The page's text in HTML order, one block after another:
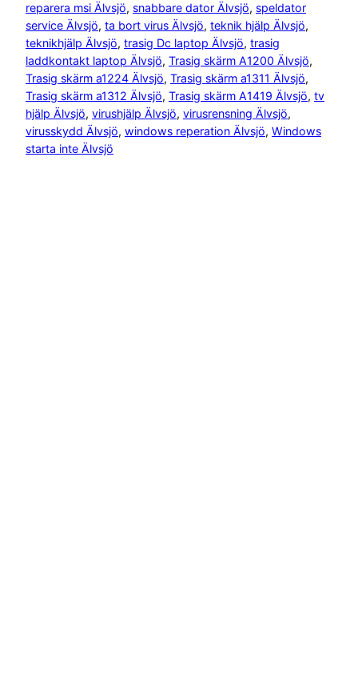
reparera msi Älvsjö, snabbare dator Älvsjö, speldator
service Älvsjö, ta bort virus Älvsjö, teknik hjälp Älvsjö
teknikhjälp Älvsjö, trasig Dc laptop Älvsjö, trasig
laddkontakt laptop Älvsjö, Trasig skärm A1200 Älvsjö
Trasig skärm a1224 Älvsjö, Trasig skärm a1311 Älvsjö
Trasig skärm a1312 Älvsjö, Trasig skärm A1419 Älvsjö, tv
hjälp Älvsjö, virushjälp Älvsjö, virusrensning Älvsjö
virusskydd Älvsjö, windows reperation Älvsjö, Windows
starta inte Älvsjö